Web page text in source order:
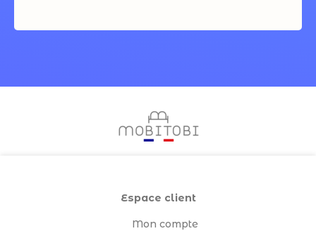
Espace client
Mon compte